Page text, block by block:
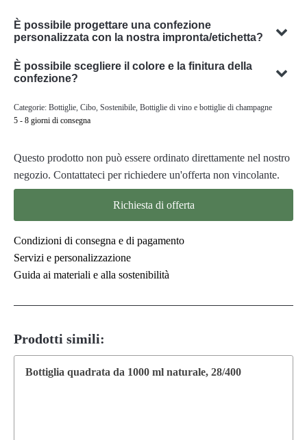
È possibile progettare una confezione
personalizzata con la nostra impronta/etichetta?
soggetto. Il nostro team è specializzato nello sviluppo di
esigenze specifiche.
È possibile scegliere il colore e la finitura della
confezione?
dell'imballaggio. Il nostro team sarà lieto di consigliarvi il
Categorie: Bottiglie, Cibo, Sostenibile, Bottiglie di vino e bottiglie di champagne
5 - 8 giorni di consegna
Questo prodotto non può essere ordinato direttamente nel nostro
negozio. Contattateci per richiedere un'offerta non vincolante.
Richiesta di offerta
Condizioni di consegna e di pagamento
Servizi e personalizzazione
Guida ai materiali e alla sostenibilità
Prodotti simili:
Bottiglia quadrata da 1000 ml naturale, 28/400